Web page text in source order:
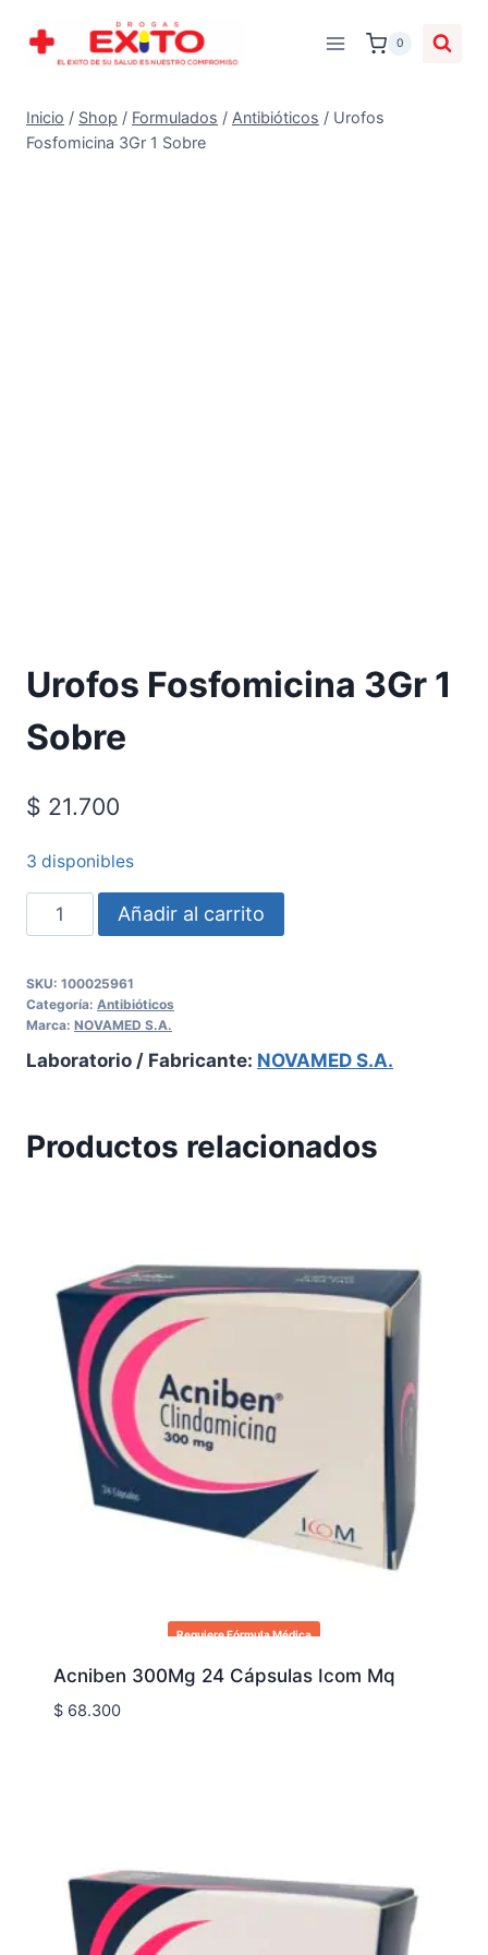
0
Inicio / Shop / Formulados / Antibióticos / Urofos
Fosfomicina 3Gr 1 Sobre
Urofos Fosfomicina 3Gr 1
Sobre
$ 21.700
3 disponibles
Añadir al carrito
SKU: 100025961
Categoría: Antibióticos
Marca: NOVAMED S.A.
Laboratorio / Fabricante: NOVAMED S.A.
Productos relacionados
Requiere Fórmula Médica
Acniben 300Mg 24 Cápsulas Icom Mq
$68.300